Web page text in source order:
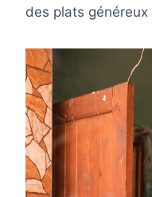
des plats